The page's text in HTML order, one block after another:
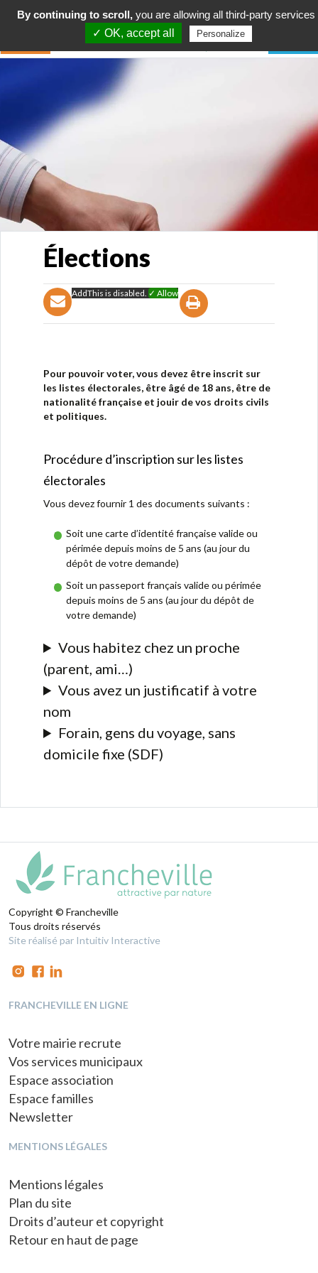
Élections
AddThis is disabled. ✓ Allow
Pour pouvoir voter, vous devez être inscrit sur
les listes électorales, être âgé de 18 ans, être de
nationalité française et jouir de vos droits civils
et politiques.
Procédure d’inscription sur les listes
électorales
Vous devez fournir 1 des documents suivants :
Soit une carte d’identité française valide ou
périmée depuis moins de 5 ans (au jour du
dépôt de votre demande)
Soit un passeport français valide ou périmée
depuis moins de 5 ans (au jour du dépôt de
votre demande)
Vous habitez chez un proche
(parent, ami…)
Vous avez un justificatif à votre
nom
Forain, gens du voyage, sans
domicile fixe (SDF)
Copyright © Francheville
Tous droits réservés
Site réalisé par Intuitiv Interactive
FRANCHEVILLE EN LIGNE
Votre mairie recrute
Vos services municipaux
Espace association
Espace familles
Newsletter
MENTIONS LÉGALES
Mentions légales
Plan du site
Droits d’auteur et copyright
Retour en haut de page
By continuing to scroll, you are allowing all third-party services
✓ OK, accept all
Personalize